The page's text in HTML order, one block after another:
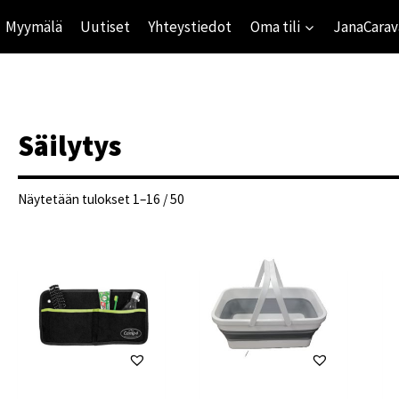
Myymälä Uutiset Yhteystiedot Oma tili
Säilytys
Näytetään tulokset 1–16 / 50Suosituimmat